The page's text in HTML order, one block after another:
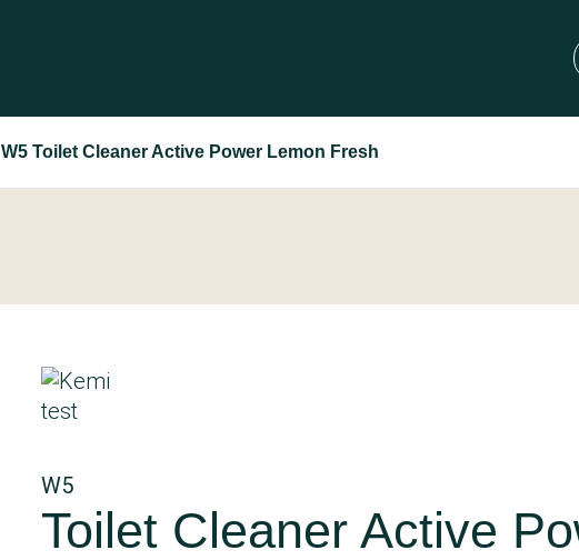
W5 Toilet Cleaner Active Power Lemon Fresh
W5
Toilet Cleaner Active